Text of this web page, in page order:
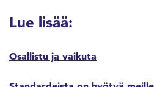
Lue lisää:
Osallistu ja vaikuta